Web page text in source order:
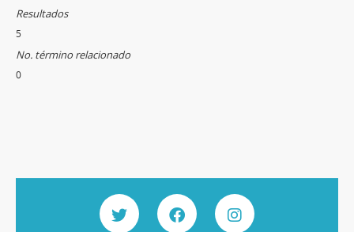
Resultados
5
No. término relacionado
0